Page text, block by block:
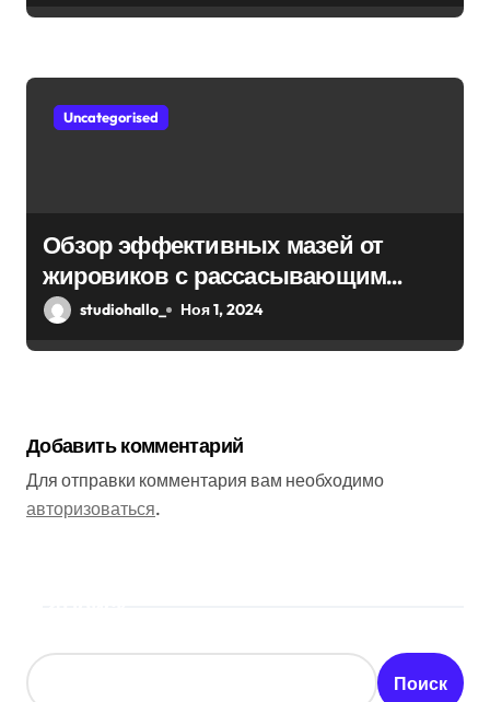
Uncategorised
Обзор эффективных мазей от
жировиков с рассасывающим
эффектом
studiohallo_ Ноя 1, 2024
Добавить комментарий
Для отправки комментария вам необходимо
авторизоваться.
Поиск